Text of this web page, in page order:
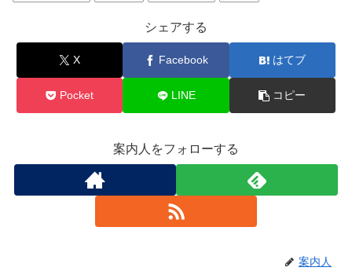
シェアする
X Facebook はてブ
Pocket LINE コピー
案内人をフォローする
案内人